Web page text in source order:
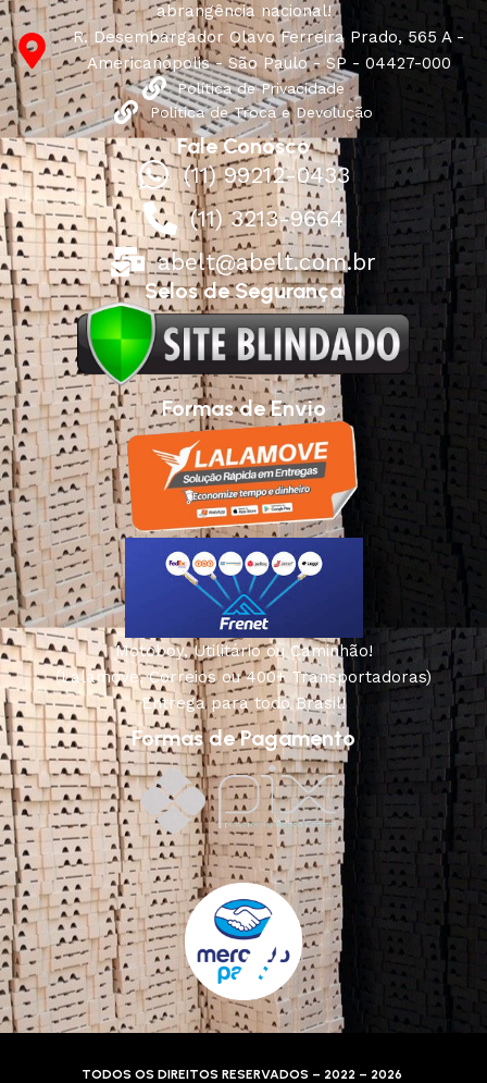
abrangência nacional!
R. Desembargador Olavo Ferreira Prado, 565 A -
Americanópolis - São Paulo - SP - 04427-000
Política de Privacidade
Política de Troca e Devolução
Fale Conosco
(11) 99212-0433
(11) 3213-9664
abelt@abelt.com.br
Selos de Segurança
Formas de Envio
Motoboy, Utilitário ou Caminhão!
(Lalamove, Correios ou 400+ Transportadoras)
Entrega para todo Brasil!
Formas de Pagamento
TODOS OS DIREITOS RESERVADOS – 2022 – 2026